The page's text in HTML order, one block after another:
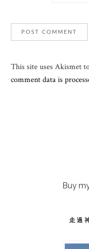
This site uses Akismet
comment data is
Buy
走過